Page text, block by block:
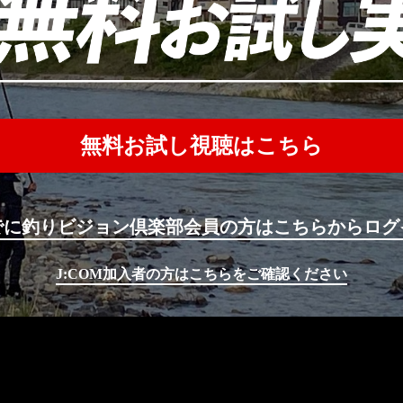
無料お試し視聴はこちら
釣りビジョン倶楽部会員の方はこちらからロ
J:COM加入者の方はこちらをご確認ください